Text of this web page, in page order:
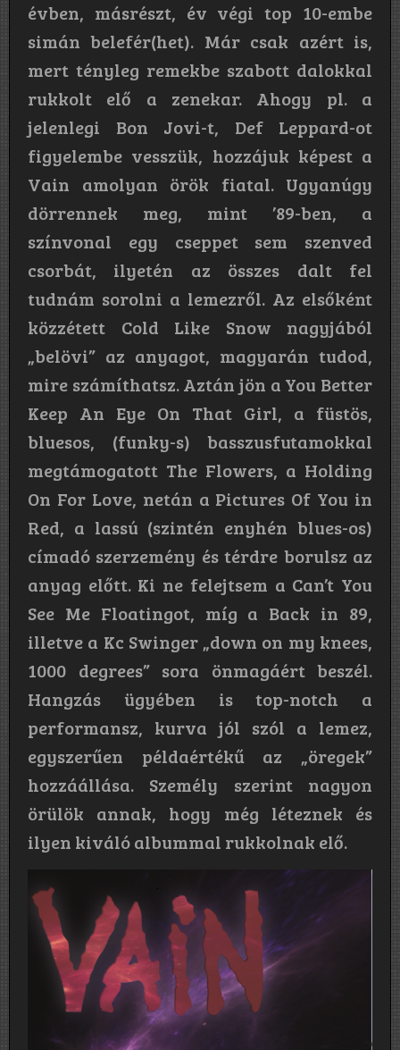
évben, másrészt, év végi top 10-embe
simán belefér(het). Már csak azért is,
mert tényleg remekbe szabott dalokkal
rukkolt elő a zenekar. Ahogy pl. a
jelenlegi Bon Jovi-t, Def Leppard-ot
figyelembe vesszük, hozzájuk képest a
Vain amolyan örök fiatal. Ugyanúgy
dörrennek meg, mint ’89-ben, a
színvonal egy cseppet sem szenved
csorbát, ilyetén az összes dalt fel
tudnám sorolni a lemezről. Az elsőként
közzétett Cold Like Snow nagyjából
„belövi” az anyagot, magyarán tudod,
mire számíthatsz. Aztán jön a You Better
Keep An Eye On That Girl, a füstös,
bluesos, (funky-s) basszusfutamokkal
megtámogatott The Flowers, a Holding
On For Love, netán a Pictures Of You in
Red, a lassú (szintén enyhén blues-os)
címadó szerzemény és térdre borulsz az
anyag előtt. Ki ne felejtsem a Can’t You
See Me Floatingot, míg a Back in 89,
illetve a Kc Swinger „down on my knees,
1000 degrees” sora önmagáért beszél.
Hangzás ügyében is top-notch a
performansz, kurva jól szól a lemez,
egyszerűen példaértékű az „öregek”
hozzáállása. Személy szerint nagyon
örülök annak, hogy még léteznek és
ilyen kiváló albummal rukkolnak elő.